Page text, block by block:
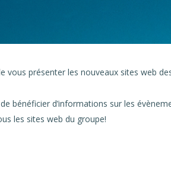
vous présenter les nouveaux sites web
bénéficier d’informations sur les
les sites web du groupe!